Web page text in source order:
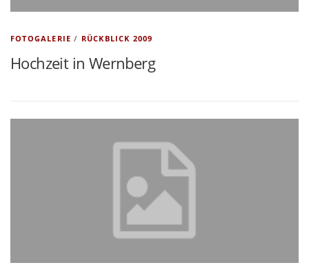
FOTOGALERIE / RÜCKBLICK 2009
Hochzeit in Wernberg